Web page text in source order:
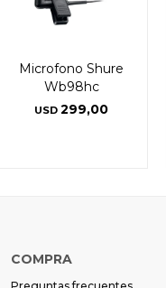
Microfono Shure
Wb98hc
USD 299,00
COMPRA